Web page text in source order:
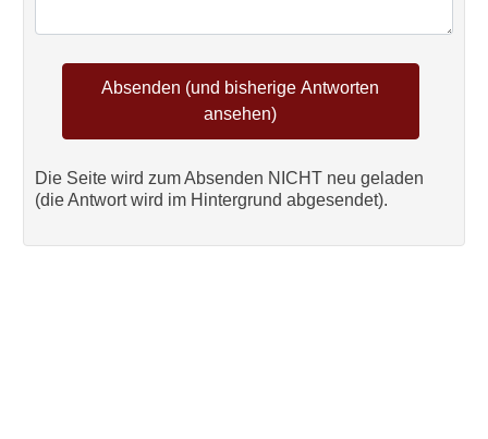
Die Seite wird zum Absenden NICHT neu geladen
(die Antwort wird im Hintergrund abgesendet).